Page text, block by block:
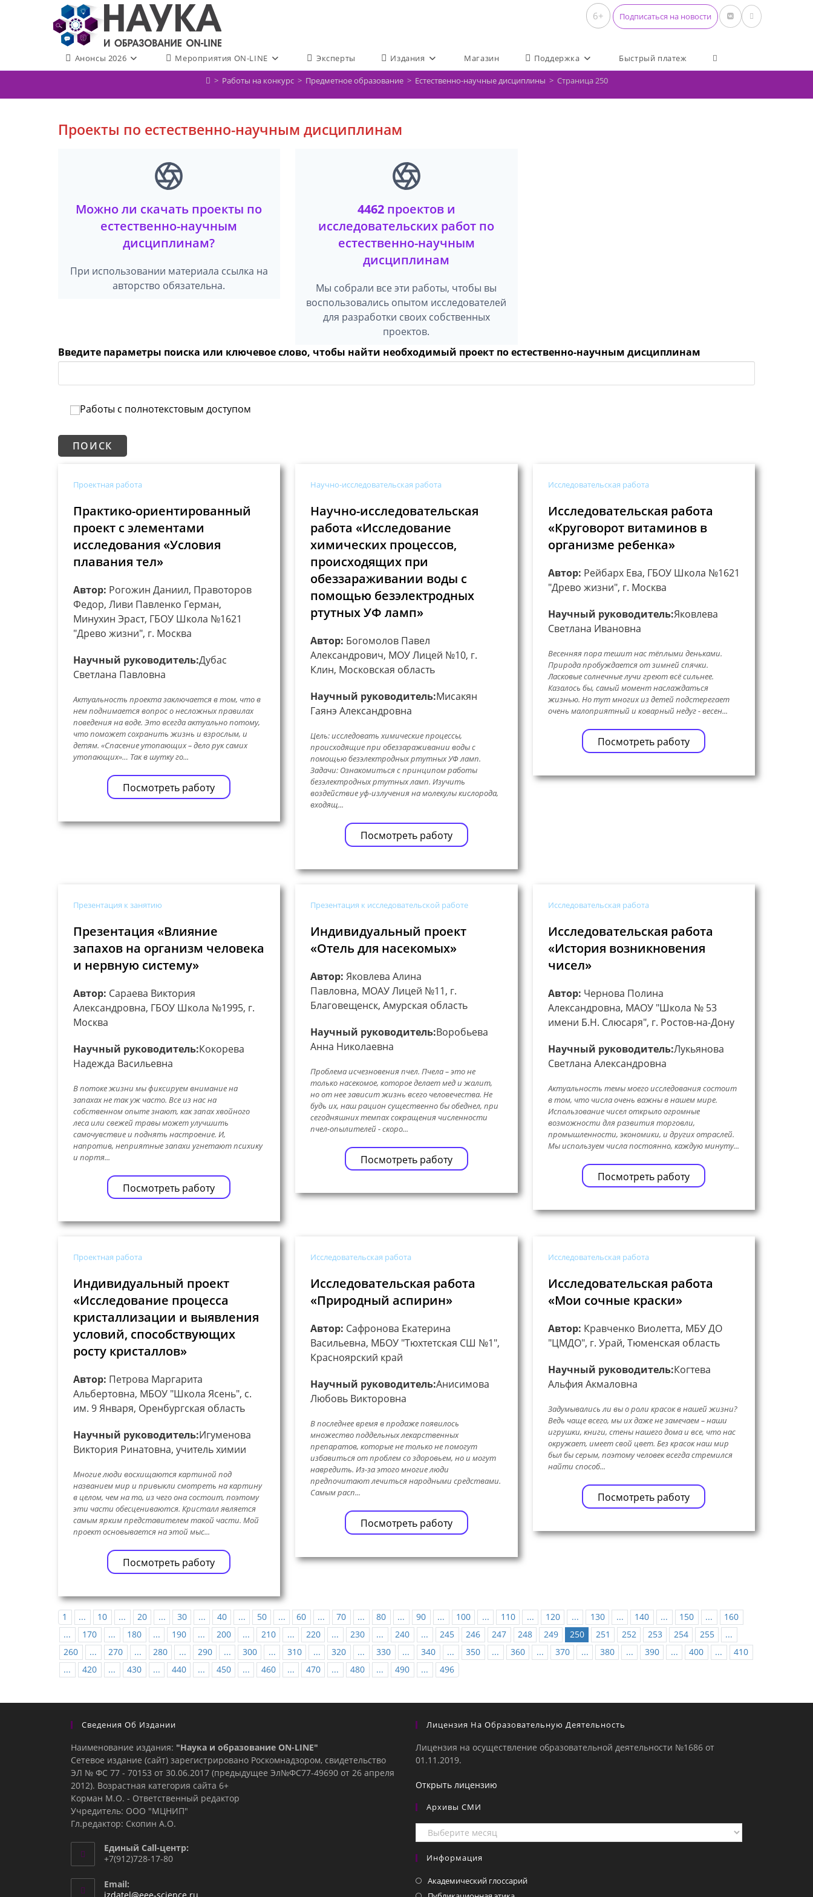
содержимому
6+ Подписаться на новости
Анонсы 2026 Мероприятия ON-LINE Эксперты Издания Магазин Поддержка Быстрый платеж Переключить поиск по
> Работы на конкурс > Предметное образование > Естественно-научные дисциплины > Страница 250
Проекты по естественно-научным дисциплинам
Можно ли скачать проекты по
естественно-научным
дисциплинам?
При использовании материала ссылка на
авторство обязательна.
4462проектов и
исследовательских работ по
естественно-научным
дисциплинам
Мы собрали все эти работы, чтобы вы
воспользовались опытом исследователей
для разработки своих собственных
проектов.
Введите параметры поиска или ключевое слово, чтобы найти необходимый проект по естественно-научным дисциплинам
Работы с полнотекстовым доступом
Проектная работа
Практико-ориентированный
проект с элементами
исследования «Условия
плавания тел»
Автор: Рогожин Даниил, Правоторов
Федор, Ливи Павленко Герман,
Минухин Эраст, ГБОУ Школа №1621
"Древо жизни", г. Москва
Научный руководитель:Дубас
Cветлана Павловна
Актуальность проекта заключается в том, что в
нем поднимается вопрос о несложных правилах
поведения на воде. Это всегда актуально потому,
что поможет сохранить жизнь и взрослым, и
детям. «Спасение утопающих – дело рук самих
утопающих»… Так в шутку го...
Посмотреть работу
Научно-исследовательская работа
Научно-исследовательская
работа «Исследование
химических процессов,
происходящих при
обеззараживании воды с
помощью безэлектродных
ртутных УФ ламп»
Автор: Богомолов Павел
Александрович, МОУ Лицей №10, г.
Клин, Московская область
Научный руководитель:Мисакян
Гаянэ Александровна
Цель: исследовать химические процессы,
происходящие при обеззараживании воды с
помощью безэлектродных ртутных УФ ламп.
Задачи: Ознакомиться с принципом работы
безэлектродных ртутных ламп. Изучить
воздействие уф-излучения на молекулы кислорода,
входящ...
Посмотреть работу
Исследовательская работа
Исследовательская работа
«Круговорот витаминов в
организме ребенка»
Автор: Рейбарх Ева, ГБОУ Школа №1621
"Древо жизни", г. Москва
Научный руководитель:Яковлева
Светлана Ивановна
Весенняя пора тешит нас тёплыми деньками.
Природа пробуждается от зимней спячки.
Ласковые солнечные лучи греют всё сильнее.
Казалось бы, самый момент наслаждаться
жизнью. Но тут многих из детей подстерегает
очень малоприятный и коварный недуг - весен...
Посмотреть работу
Презентация к занятию
Презентация «Влияние
запахов на организм человека
и нервную систему»
Автор: Сараева Виктория
Александровна, ГБОУ Школа №1995, г.
Москва
Научный руководитель:Кокорева
Надежда Васильевна
В потоке жизни мы фиксируем внимание на
запахах не так уж часто. Все из нас на
собственном опыте знают, как запах хвойного
леса или свежей травы может улучшить
самочувствие и поднять настроение. И,
напротив, неприятные запахи угнетают психику
и портя...
Посмотреть работу
Презентация к исследовательской работе
Индивидуальный проект
«Отель для насекомых»
Автор: Яковлева Алина
Павловна, МОАУ Лицей №11, г.
Благовещенск, Амурская область
Научный руководитель:Воробьева
Анна Николаевна
Проблема исчезновения пчел. Пчела – это не
только насекомое, которое делает мед и жалит,
но от нее зависит жизнь всего человечества. Не
будь их, наш рацион существенно бы обеднел, при
сегодняшних темпах сокращения численности
пчел-опылителей - скоро...
Посмотреть работу
Исследовательская работа
Исследовательская работа
«История возникновения
чисел»
Автор: Чернова Полина
Александровна, МАОУ "Школа № 53
имени Б.Н. Слюсаря", г. Ростов-на-Дону
Научный руководитель:Лукьянова
Светлана Александровна
Актуальность темы моего исследования состоит
в том, что числа очень важны в нашем мире.
Использование чисел открыло огромные
возможности для развития торговли,
промышленности, экономики, и других отраслей.
Мы используем числа постоянно, каждую минуту...
Посмотреть работу
Проектная работа
Индивидуальный проект
«Исследование процесса
кристаллизации и выявления
условий, способствующих
росту кристаллов»
Автор: Петрова Маргарита
Альбертовна, МБОУ "Школа Ясень", с.
им. 9 Января, Оренбургская область
Научный руководитель:Игуменова
Виктория Ринатовна, учитель химии
Многие люди восхищаются картиной под
названием мир и привыкли смотреть на картину
в целом, чем на то, из чего она состоит, поэтому
эти части обесцениваются. Кристалл является
самым ярким представителем такой части. Мой
проект основывается на этой мыс...
Посмотреть работу
Исследовательская работа
Исследовательская работа
«Природный аспирин»
Автор: Сафронова Екатерина
Васильевна, МБОУ "Тюхтетская СШ №1",
Красноярский край
Научный руководитель:Анисимова
Любовь Викторовна
В последнее время в продаже появилось
множество поддельных лекарственных
препаратов, которые не только не помогут
избавиться от проблем со здоровьем, но и могут
навредить. Из-за этого многие люди
предпочитают лечиться народными средствами.
Самым расп...
Посмотреть работу
Исследовательская работа
Исследовательская работа
«Мои сочные краски»
Автор: Кравченко Виолетта, МБУ ДО
"ЦМДО", г. Урай, Тюменская область
Научный руководитель:Когтева
Альфия Акмаловна
Задумывались ли вы о роли красок в нашей жизни?
Ведь чаще всего, мы их даже не замечаем – наши
игрушки, книги, стены нашего дома и все, что нас
окружает, имеет свой цвет. Без красок наш мир
был бы серым, поэтому человек всегда стремился
найти способ...
Посмотреть работу
1 ... 10 ... 20 ... 30 ... 40 ... 50 ... 60 ... 70 ... 80 ... 90 ... 100 ... 110 ... 120 ... 130 ... 140 ... 150 ...
160
...
170 ... 180 ... 190 ... 200 ... 210 ... 220 ... 230 ... 240 ... 245 246 247 248 249 250 251 252 253 254 255
...
260
... 270 ... 280 ... 290 ... 300 ... 310 ... 320 ... 330 ... 340 ... 350 ... 360 ... 370 ... 380 ... 390 ... 400 ...
410
...
420 ... 430 ... 440 ... 450 ... 460 ... 470 ... 480 ... 490 ... 496
Сведения Об Издании
Наименование издания: "Наука и образование ON-LINE"
Сетевое издание (сайт) зарегистрировано Роскомнадзором, свидетельство
ЭЛ № ФС 77 - 70153 от 30.06.2017 (предыдущее Эл№ФC77-49690 от 26 апреля
2012). Возрастная категория сайта 6+
Корман М.О. - Ответственный редактор
Учредитель: ООО "МЦНИП"
Гл.редактор: Скопин А.О.
Единый Call-центр:
+7(912)728-17-80
Email:
Лицензия На Образовательную Деятельность
Лицензия на осуществление образовательной деятельности №1686 от
01.11.2019.
Открыть лицензию
Архивы СМИ
Архивы
СМИ
Информация
Академический глоссарий